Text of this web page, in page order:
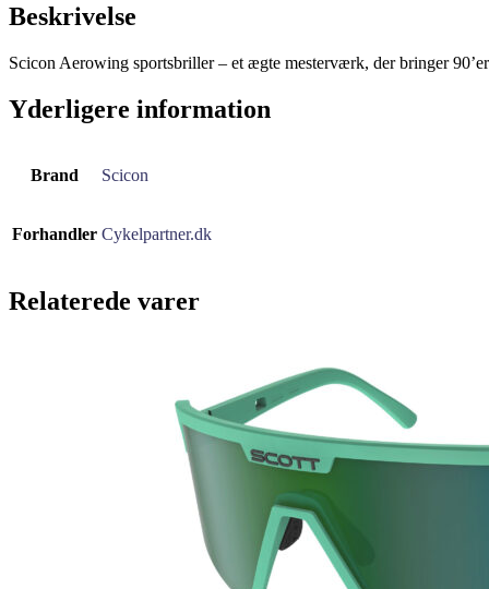
Beskrivelse
Scicon Aerowing sportsbriller – et ægte mesterværk, der bringer
Yderligere information
Brand Scicon
Forhandler Cykelpartner.dk
Relaterede varer